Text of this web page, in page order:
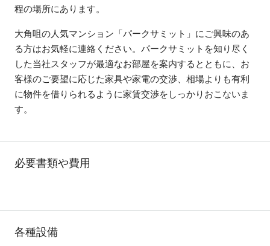
程の場所にあります。
大角咀の人気マンション「パークサミット」にご興味のあ
る方はお気軽に連絡ください。パークサミットを知り尽く
した当社スタッフが最適なお部屋を案内するとともに、お
客様のご要望に応じた家具や家電の交渉、相場よりも有利
に物件を借りられるように家賃交渉をしっかりおこないま
す。
必要書類や費用
各種設備